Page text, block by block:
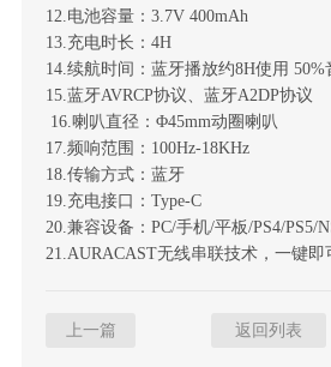
12.电池容量：3.7V 400mAh
13.充电时长：4H
14.续航时间：蓝牙播放约8H使用 50%
15.蓝牙AVRCP协议、蓝牙A2DP协议
16.喇叭直径：Φ45mm动圈喇叭
17.频响范围：100Hz-18KHz
18.传输方式：蓝牙
19.充电接口：Type-C
20.兼容设备：PC/手机/平板/PS4/PS5/
21.AURACAST无线串联技术，一键即
上一篇 返回列表